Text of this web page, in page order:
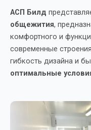
АСП Билд
общежития,
комфортного и
современные
гибкость дизайна и
оптимальные